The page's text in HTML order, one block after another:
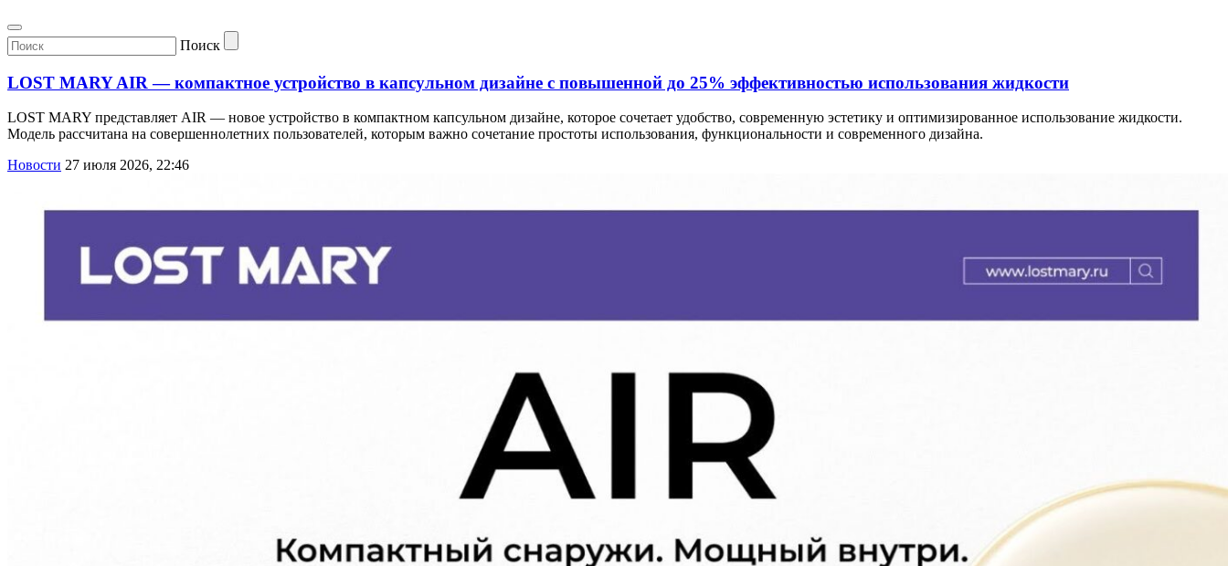
Поиск
LOST MARY AIR — компактное устройство в капсульном дизайне с повышенной до 25% эффективностью использования жидкости
LOST MARY представляет AIR — новое устройство в компактном капсульном дизайне, которое сочетает удобство, современную эстетику и оптимизированное использование жидкости.
Модель рассчитана на совершеннолетних пользователей, которым важно сочетание простоты использования, функциональности и современного дизайна.
Новости 27 июля 2026, 22:46